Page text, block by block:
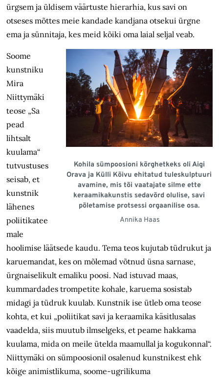
ürgsem ja üldisem väärtuste hierarhia, kus savi on
otseses mõttes meie kandade kandjana otsekui ürgne
ema ja sünnitaja, kes meid kõiki oma laial seljal veab.
Kohila sümpoosioni kõrghetkeks oli Aigi
Orava ja Külli Kõivu ehitatud tuleskulptuuri
avamine, mis tõi vaatajate silme ette
keraamikakunstis sedavõrd olulise, savi
põletamise protsessi orgaanilise osa.
Annika Haas
Soome
kunstniku
Mira
Niittymäki
teose „Sa
pead
lihtsalt
kuulama“
tutvustuses
seisab, et
kunstnik
lähenes
poliitikatee
male
hoolimise läätsede kaudu. Tema teos kujutab tüdrukut ja
karuemandat, kes on mõlemad võtnud üsna sarnase,
ürgnaiselikult emaliku poosi. Nad istuvad maas,
kummardades trompetite kohale, karuema sosistab
midagi ja tüdruk kuulab. Kunstnik ise ütleb oma teose
kohta, et kui „poliitikat savi ja keraamika käsitlusalas
vaadelda, siis muutub ilmselgeks, et peame hakkama
kuulama, mida on meile ütelda maamullal ja kogukonnal“.
Niittymäki on sümpoosionil osalenud kunstnikest ehk
kõige animistlikuma, soome-ugrilikuma